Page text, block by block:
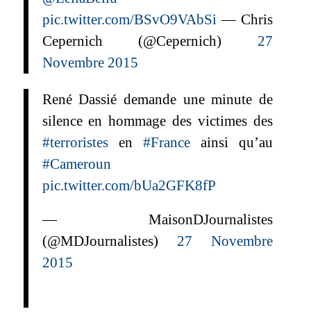
pic.twitter.com/BSvO9VAbSi— Chris
Cepernich (@Cepernich) 27
Novembre 2015
René Dassié demande une minute de
silence en hommage des victimes des
#terroristesen #Franceainsi qu’au
#Cameroun
pic.twitter.com/bUa2GFK8fP
— MaisonDJournalistes
(@MDJournalistes) 27 Novembre
2015